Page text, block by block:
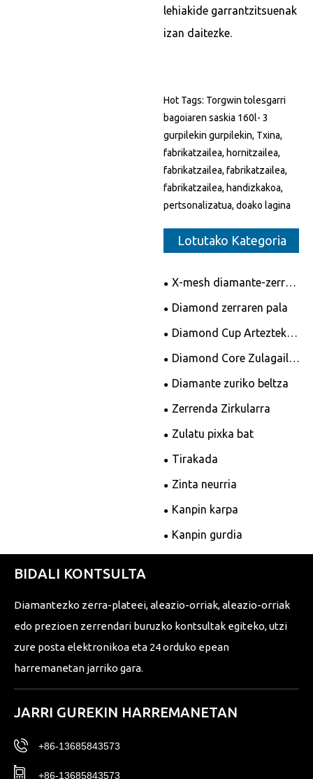
lehiakide garrantzitsuenak
izan daitezke.
Hot Tags: Torgwin tolesgarri
bagoiaren saskia 160l- 3
gurpilekin gurpilekin, Txina,
fabrikatzailea, hornitzailea,
fabrikatzailea, fabrikatzailea,
fabrikatzailea, handizkakoa,
pertsonalizatua, doako lagina
Lotutako Kategoria
X-mesh diamante-zerra-
orriak
Diamond zerraren pala
Diamond Cup Artezteko
Gurpilak
Diamond Core Zulagailu
Bit
Diamante zuriko beltza
Zerrenda Zirkularra
Zulatu pixka bat
Tirakada
Zinta neurria
Kanpin karpa
Kanpin gurdia
BIDALI KONTSULTA
Diamantezko zerra-plateei, aleazio-orriak, aleazio-orriak
edo prezioen zerrendari buruzko kontsultak egiteko, utzi
zure posta elektronikoa eta 24 orduko epean
harremanetan jarriko gara.
JARRI GUREKIN HARREMANETAN
+86-13685843573
+86-13685843573